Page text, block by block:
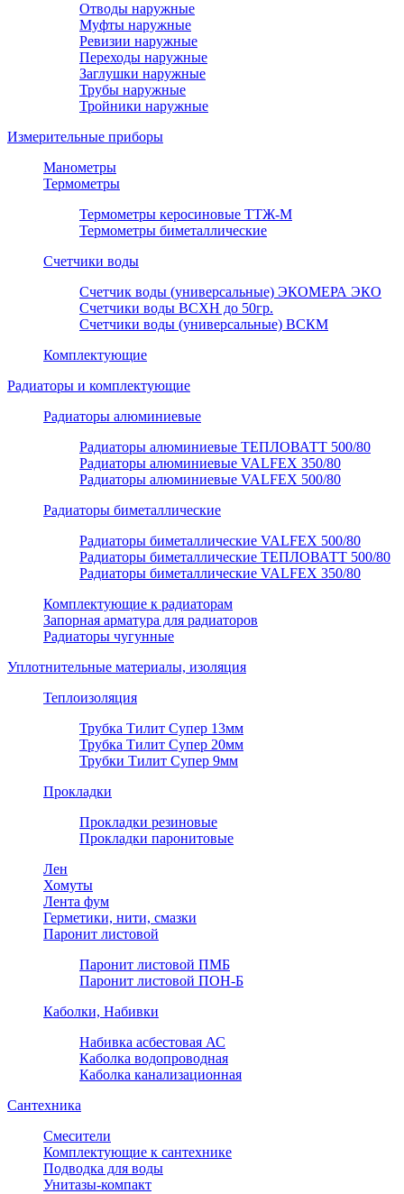
Отводы наружные
Муфты наружные
Ревизии наружные
Переходы наружные
Заглушки наружные
Трубы наружные
Тройники наружные
Измерительные приборы
Манометры
Термометры
Термометры керосиновые ТТЖ-М
Термометры биметаллические
Счетчики воды
Счетчик воды (универсальные) ЭКОМЕРА ЭКО
Счетчики воды ВСХН до 50гр.
Счетчики воды (универсальные) ВСКМ
Комплектующие
Радиаторы и комплектующие
Радиаторы алюминиевые
Радиаторы алюминиевые ТЕПЛОВАТТ 500/80
Радиаторы алюминиевые VALFEX 350/80
Радиаторы алюминиевые VALFEX 500/80
Радиаторы биметаллические
Радиаторы биметаллические VALFEX 500/80
Радиаторы биметаллические ТЕПЛОВАТТ 500/80
Радиаторы биметаллические VALFEX 350/80
Комплектующие к радиаторам
Запорная арматура для радиаторов
Радиаторы чугунные
Уплотнительные материалы, изоляция
Теплоизоляция
Трубка Тилит Супер 13мм
Трубка Тилит Супер 20мм
Трубки Тилит Супер 9мм
Прокладки
Прокладки резиновые
Прокладки паронитовые
Лен
Хомуты
Лента фум
Герметики, нити, смазки
Паронит листовой
Паронит листовой ПМБ
Паронит листовой ПОН-Б
Каболки, Набивки
Набивка асбестовая АС
Каболка водопроводная
Каболка канализационная
Сантехника
Смесители
Комплектующие к сантехнике
Подводка для воды
Унитазы-компакт